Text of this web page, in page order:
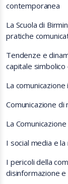
contemporanea
La Scuola di
pratiche
Tendenze e
capitale simbolico
La
Comunicazione di
La
I social media e
I pericoli della
disinformazione